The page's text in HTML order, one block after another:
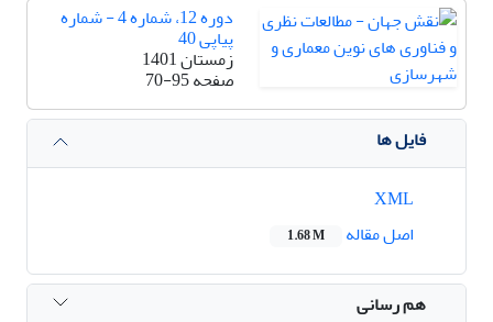
دوره 12، شماره 4 - شماره
پیاپی 40
زمستان 1401
صفحه70-95
فایل ها
اصل مقاله
1.68 M
هم رسانی